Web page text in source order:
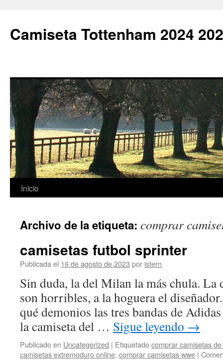
Camiseta Tottenham 2024
Saltar
contenido
Inicio
Archivo de la etiqueta: comprar
camisetas futbol sprinter
Publicada el 16 de agosto de 2023 por istern
Sin duda, la del Milan la más chula. La
son horribles, a la hoguera el
qué demonios las tres bandas de
la camiseta del … Sigue leyendo →
Publicado en Uncategorized | Etiquetadocomprar camisetas
camisetas extremoduro online, comprar camisetas wwe |